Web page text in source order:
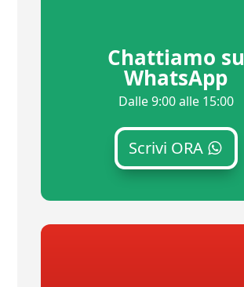
Chattiamo su
WhatsApp
Dalle 9:00 alle 15:00
Scrivi ORA